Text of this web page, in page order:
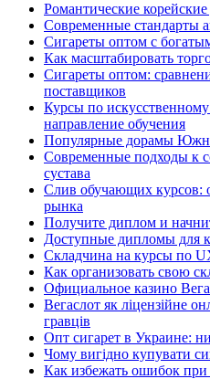
Романтические
Современные стандарты
Сигареты оптом с
Как масштабировать
Сигареты оптом:
поставщиков
Курсы по
направление обучения
Популярные дорамы
Современные подходы к
сустава
Слив обучающих курсов:
рынка
Получите диплом и
Доступные дипломы для
Складчина на курсы по
Как организовать свою
Официальное казино
Вегаслот як ліцензійне
гравців
Опт сигарет в Украине:
Чому вигідно купувати
Как избежать ошибок